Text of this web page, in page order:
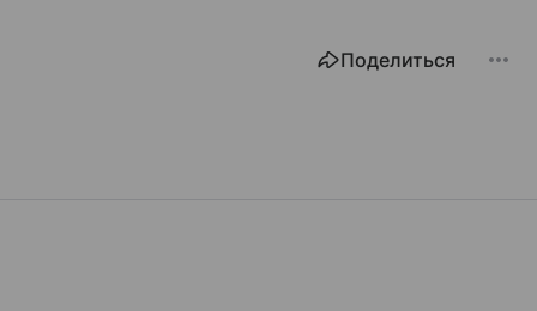
Поделиться